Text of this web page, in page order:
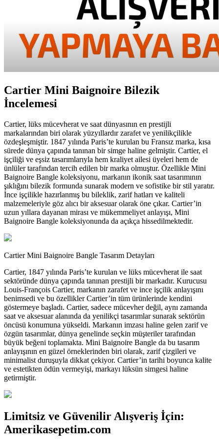
Cartier Mini Baignoire Bilezik
İncelemesi
Cartier, lüks mücevherat ve saat dünyasının en prestijli
markalarından biri olarak yüzyıllardır zarafet ve yenilikçilikle
özdeşleşmiştir. 1847 yılında Paris’te kurulan bu Fransız marka, kısa
sürede dünya çapında tanınan bir simge haline gelmiştir. Cartier, el
işçiliği ve eşsiz tasarımlarıyla hem kraliyet ailesi üyeleri hem de
ünlüler tarafından tercih edilen bir marka olmuştur. Özellikle Mini
Baignoire Bangle koleksiyonu, markanın ikonik saat tasarımının
şıklığını bilezik formunda sunarak modern ve sofistike bir stil yaratır.
İnce işçilikle hazırlanmış bu bileklik, zarif hatları ve kaliteli
malzemeleriyle göz alıcı bir aksesuar olarak öne çıkar. Cartier’in
uzun yıllara dayanan mirası ve mükemmeliyet anlayışı, Mini
Baignoire Bangle koleksiyonunda da açıkça hissedilmektedir.
Cartier Mini Baignoire Bangle Tasarım Detayları
Cartier, 1847 yılında Paris’te kurulan ve lüks mücevherat ile saat
sektöründe dünya çapında tanınan prestijli bir markadır. Kurucusu
Louis-François Cartier, markanın zarafet ve ince işçilik anlayışını
benimsedi ve bu özellikler Cartier’in tüm ürünlerinde kendini
göstermeye başladı. Cartier, sadece mücevher değil, aynı zamanda
saat ve aksesuar alanında da yenilikçi tasarımlar sunarak sektörün
öncüsü konumuna yükseldi. Markanın imzası haline gelen zarif ve
özgün tasarımlar, dünya genelinde seçkin müşteriler tarafından
büyük beğeni toplamakta. Mini Baignoire Bangle da bu tasarım
anlayışının en güzel örneklerinden biri olarak, zarif çizgileri ve
minimalist duruşuyla dikkat çekiyor. Cartier’in tarihi boyunca kalite
ve estetikten ödün vermeyişi, markayı lüksün simgesi haline
getirmiştir.
Limitsiz ve Güvenilir Alışveriş İçin:
Amerikasepetim.com